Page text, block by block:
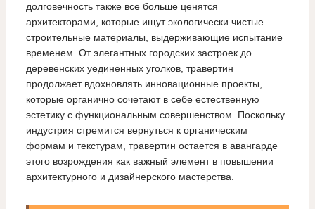
долговечность также все больше ценятся
архитекторами, которые ищут экологически чистые
строительные материалы, выдерживающие испытание
временем. От элегантных городских застроек до
деревенских уединенных уголков, травертин
продолжает вдохновлять инновационные проекты,
которые органично сочетают в себе естественную
эстетику с функциональным совершенством. Поскольку
индустрия стремится вернуться к органическим
формам и текстурам, травертин остается в авангарде
этого возрождения как важный элемент в повышении
архитектурного и дизайнерского мастерства.